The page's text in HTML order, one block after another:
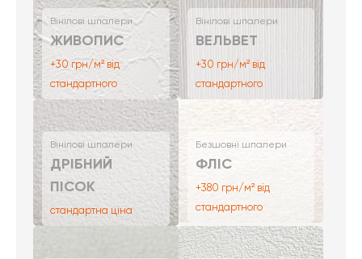
Вінілові шпалери
ЖИВОПИС
+30 грн/м² від
стандартного
Вінілові шпалери
ВЕЛЬВЕТ
+30 грн/м² від
стандартного
Вінілові шпалери
ДРІБНИЙ
ПІСОК
стандартна ціна
Безшовні шпалери
ФЛІС
+380 грн/м² від
стандартного